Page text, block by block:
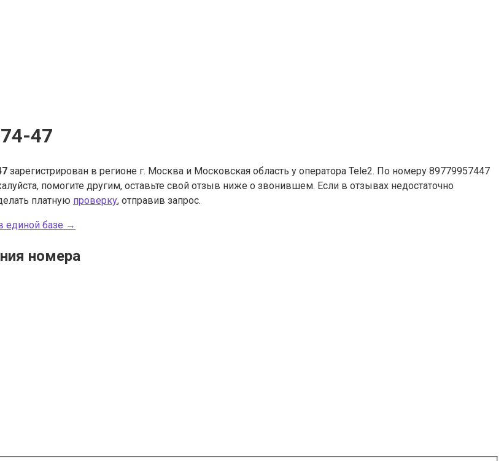
47
зарегистрирован в регионе г. Москва и Московская область у оператора Tele2. По номеру 89779957447
помогите другим, оставьте свой отзыв ниже о звонившем. Если в отзывах недостаточно
платную проверку, отправив запрос.
единой базе →
номера